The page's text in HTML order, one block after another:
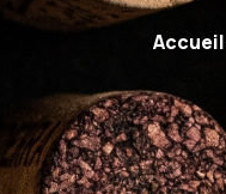
Accueil